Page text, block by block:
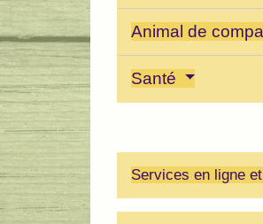
Animal de
Santé
Services en ligne